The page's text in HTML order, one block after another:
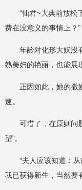
“仙君~大典前放松
费在没意义的事情上？”
年龄对化形大妖没
熟美妇的艳丽，也能展
正因如此，她的撒
速。
可惜了，在原则问
望”。
“夫人应该知道：
我已获得新生，当然要